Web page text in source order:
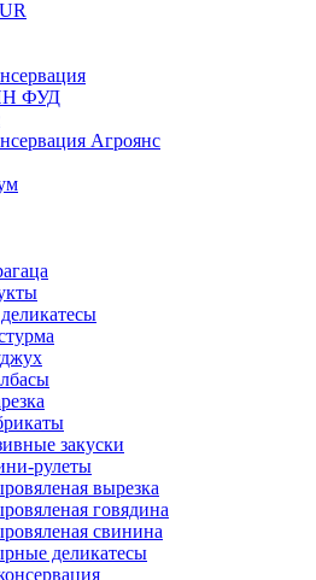
ФУД
Агроянс
закуски
рулеты
вырезка
говядина
свинина
деликатесы